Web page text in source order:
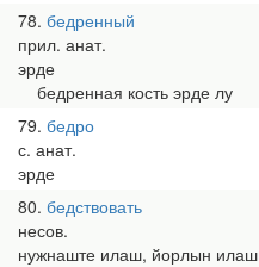
78 бедренный
прил. анат.
эрде
бедренная кость эрде лу
79 бедро
с. анат.
эрде
80 бедствовать
несов.
нужнаште илаш, йорлын илаш